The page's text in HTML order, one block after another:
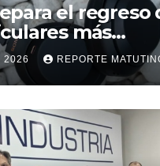
el regreso
más
ahora más
2026 REPORTE